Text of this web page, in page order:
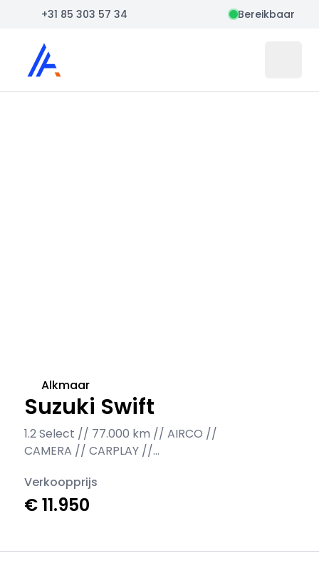
+31 85 303 57 34 Bereikbaar
Auto Atlas
Suzuki Swift
1.2 Select // 77.000 km // AIRCO //
CAMERA // CARPLAY //
Alkmaar
Verkoopprijs
€ 11.950